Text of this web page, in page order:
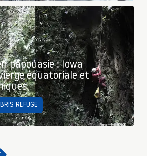
papouasie : Iowa
équatoriale et
REFUGE